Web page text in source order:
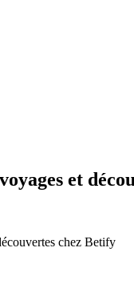
et
chez Betify